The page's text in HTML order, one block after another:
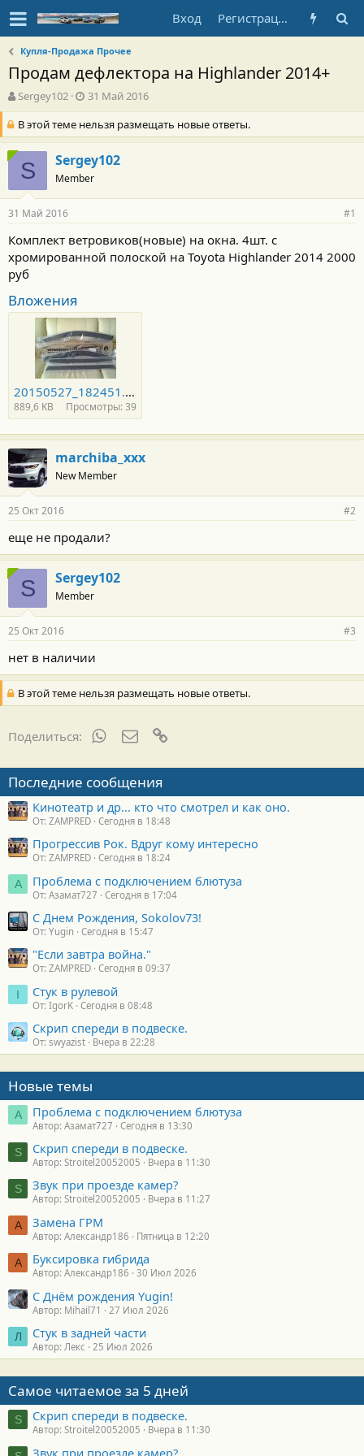
Вход Регистрация
Купля-Продажа Прочее
Продам дефлектора на Highlander 2014+
А
в
т
о
р
т
е
м
ы
Sergey102
Д
а
т
а
а
ч
а
а
31 Май 2016
В этой теме нельзя размещать новые ответы.
S Sergey102
Member
31 Май 2016 #1
Комплект ветровиков(новые) на окна. 4шт. с
хромированной полоской на Toyota Highlander 2014 2000
руб
Вложения
20150527_182451.jpg
889,6 KB Просмотры: 39
marchiba_xxx
New Member
25 Окт 2016 #2
еще не продали?
S Sergey102
Member
25 Окт 2016 #3
нет в наличии
В этой теме нельзя размещать новые ответы.
Поделиться: WhatsAppЭлектронная почта
Последние сообщения
Кинотеатр и др... кто что смотрел и как оно.
От: ZAMPRED Сегодня в 18:48
Прогрессив Рок. Вдруг кому интересно
От: ZAMPRED Сегодня в 18:24
А Проблема с подключением блютуза
От: Азамат727 Сегодня в 17:04
С Днем Рождения, Sokolov73!
От: Yugin Сегодня в 15:47
"Если завтра война."
От: ZAMPRED Сегодня в 09:37
I Стук в рулевой
От: IgorK Сегодня в 08:48
Скрип спереди в подвеске.
От: swyazist Вчера в 22:28
Новые темы
А Проблема с подключением блютуза
Автор: Азамат727 Сегодня в 13:30
S Скрип спереди в подвеске.
Автор: Stroitel20052005 Вчера в 11:30
S Звук при проезде камер?
Автор: Stroitel20052005 Вчера в 11:27
А Замена ГРМ
Автор: Александр186 Пятница в 12:20
А Буксировка гибрида
Автор: Александр186 30 Июл 2026
С Днём рождения Yugin!
Автор: Mihail71 27 Июл 2026
Л Стук в задней части
Автор: Лекс 25 Июл 2026
Самое читаемое за 5 дней
S Скрип спереди в подвеске.
Автор: Stroitel20052005 Вчера в 11:30
Звук при проезде камер?